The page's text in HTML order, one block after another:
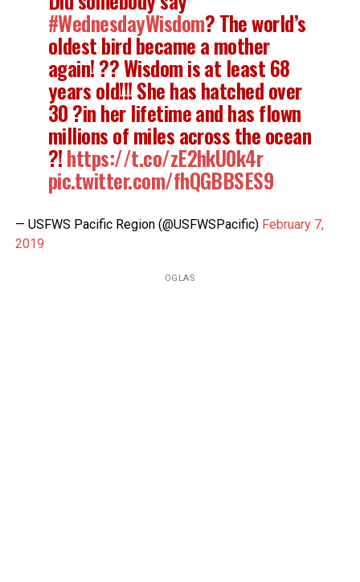
#WednesdayWisdom? The world’s
oldest bird became a mother
again! ?? Wisdom is at least 68
years old!!! She has hatched over
30 ?in her lifetime and has flown
millions of miles across the ocean
?!https://t.co/zE2hkU0k4r
pic.twitter.com/fhQGBBSES9
— USFWS Pacific Region (@USFWSPacific) February 7,
2019
OGLAS